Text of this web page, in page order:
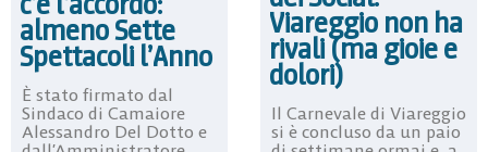
almeno Sette
Spettacoli l’Anno
È stato firmato dal
Sindaco di Camaiore
Alessandro Del Dotto e
Viareggio non ha
rivali (ma gioie e
dolori)
Il Carnevale di Viareggio
si è concluso da un paio